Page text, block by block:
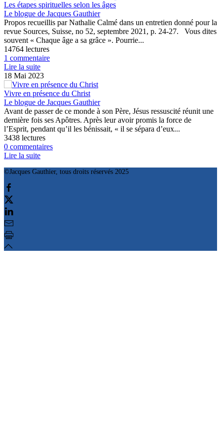
Les étapes spirituelles selon les âges
Le blogue de Jacques Gauthier
Propos recueillis par Nathalie Calmé dans un entretien donné pour la
revue Sources, Suisse, no 52, septembre 2021, p. 24-27. Vous dites
souvent « Chaque âge a sa grâce ». Pourrie...
14764 lectures
1 commentaire
Lire la suite
18 Mai 2023
Vivre en présence du Christ
Le blogue de Jacques Gauthier
Avant de passer de ce monde à son Père, Jésus ressuscité réunit une
dernière fois ses Apôtres. Après leur avoir promis la force de
l’Esprit, pendant qu’il les bénissait, « il se sépara d’eux...
3438 lectures
0 commentaires
Lire la suite
©Jacques Gauthier, tous droits réservés 2025